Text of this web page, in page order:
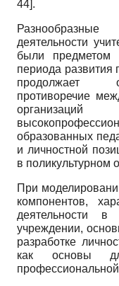
44].
деятельности
были предметом
периода развития
продолжает
противоречие
образованных
и личностной
в поликультурном
При
компонентов,
деятельности в
учреждении,
разработке
как основы